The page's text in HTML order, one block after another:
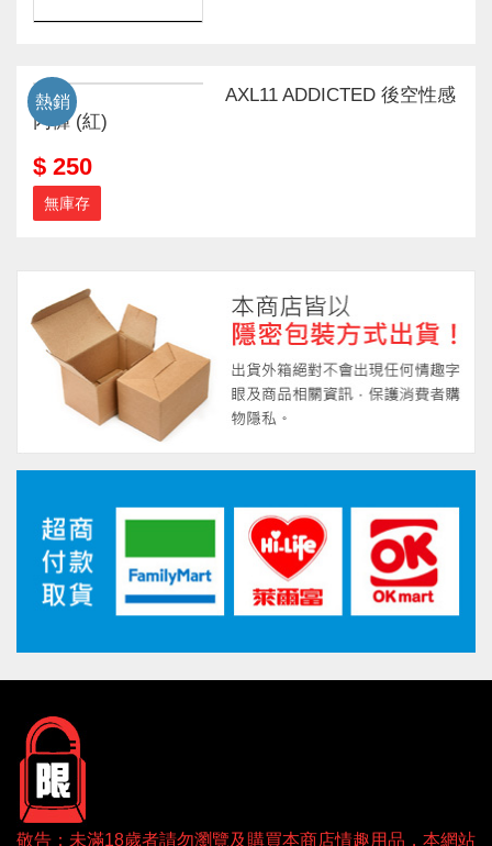
AXL11 ADDICTED 後空性感
內褲 (紅)
$ 250
無庫存
熱銷
敬告：未滿18歲者請勿瀏覽及購買本商店情趣用品，本網站